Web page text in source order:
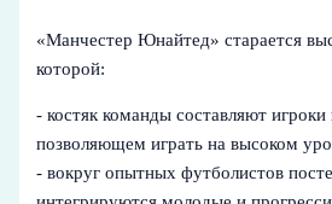
«Манчестер Юнайтед» старается
которой:
- костяк команды составляют игроки
позволяющем играть на высоком
- вокруг опытных футболистов